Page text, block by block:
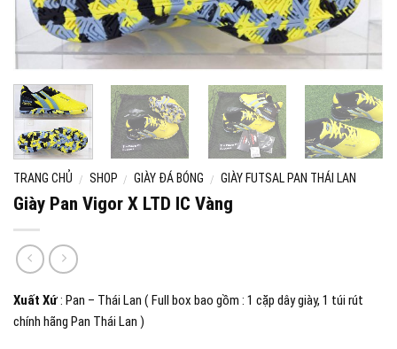
TRANG CHỦ / SHOP / GIÀY ĐÁ BÓNG / GIÀY FUTSAL PAN THÁI LAN
Giày Pan Vigor X LTD IC Vàng
Xuất Xứ: Pan – Thái Lan ( Full box bao gồm : 1 cặp dây giày, 1 túi rút
chính hãng Pan Thái Lan )